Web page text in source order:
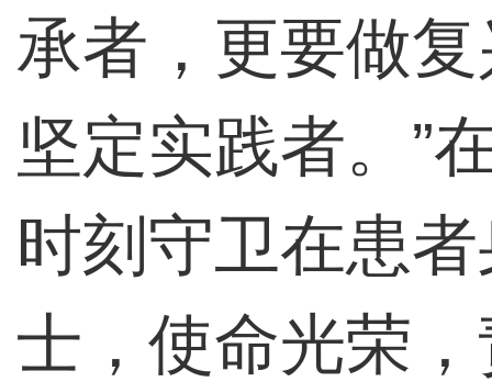
承者，更要做
坚定实践者。”
时刻守卫在患
士，使命光荣